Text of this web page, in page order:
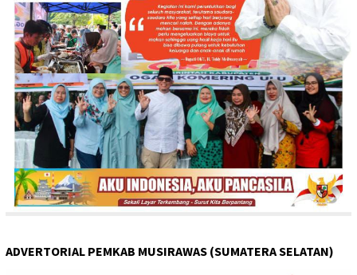
ADVERTORIAL PEMKAB MUSIRAWAS (SUMATERA SELATAN)